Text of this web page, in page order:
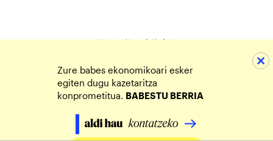
Zure babes ekonomikoari esker
egiten dugu kazetaritza
konprometitua. BABESTU BERRIA